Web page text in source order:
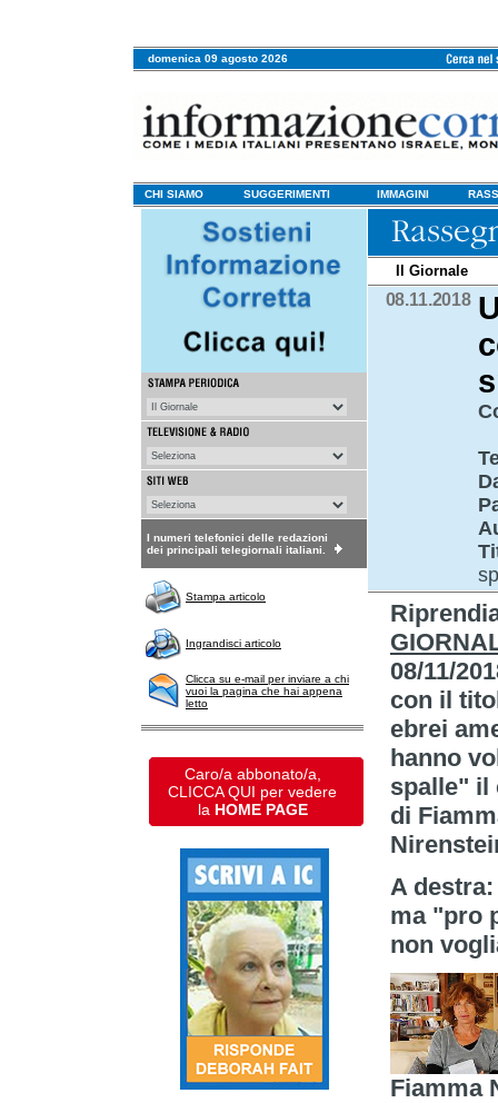
domenica 09 agosto 2026
CHI SIAMO SUGGERIMENTI IMMAGINI
I numeri telefonici delle redazioni
dei principali telegiornali italiani.
Stampa articolo
Ingrandisci articolo
Clicca su e-mail per inviare a chi
vuoi la pagina che hai appena
letto
Caro/a abbonato/a,
CLICCA QUI per vedere
la HOME PAGE
Il Giornale
08.11.2018
08/11/
con il
ebrei
hanno
spalle" il
di
A
ma "pro
non
Fiamma